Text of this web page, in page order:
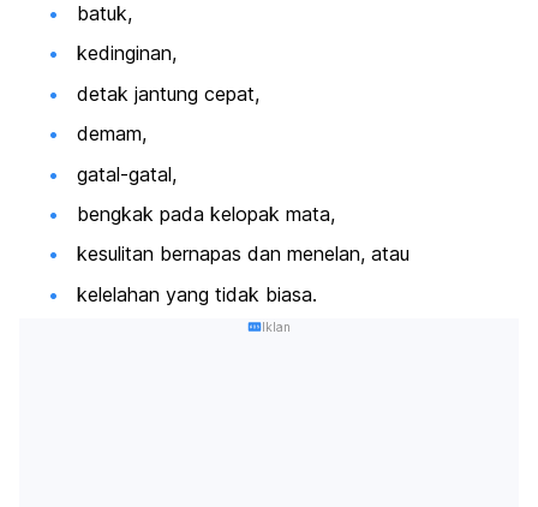
batuk,
kedinginan,
detak jantung cepat,
demam,
gatal-gatal,
bengkak pada kelopak mata,
kesulitan bernapas dan menelan, atau
kelelahan yang tidak biasa.
Iklan